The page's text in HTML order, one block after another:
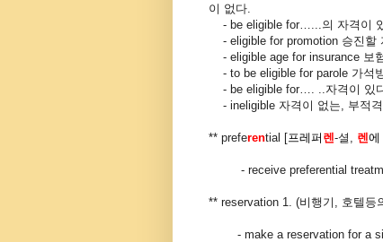
이 없다
- be eligible for…...의 자격이
- eligible for promotion 승진할
- eligible age for insurance 보
- to be eligible for parole 가석
- be eligible for…. .. 자격이 있
- ineligible 자격이 없는 부적
** preferential [프레퍼 렌-셜 렌에
- receive preferential
** reservation 1. (비행기 호텔등
- make a reservation for a